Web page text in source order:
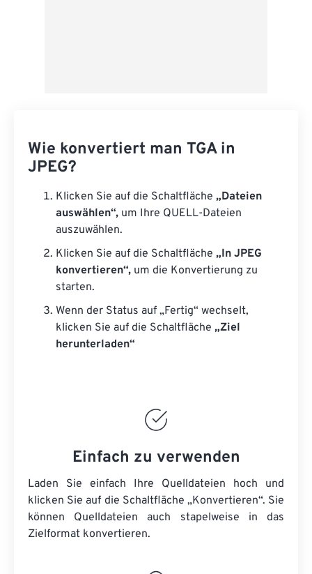
Wie konvertiert man TGA in
JPEG?
Klicken Sie auf die Schaltfläche „Dateien
auswählen“, um Ihre QUELL-Dateien
auszuwählen.
Klicken Sie auf die Schaltfläche „In JPEG
konvertieren“, um die Konvertierung zu
starten.
Wenn der Status auf „Fertig“ wechselt,
klicken Sie auf die Schaltfläche „Ziel
herunterladen“
Einfach zu verwenden
Laden Sie einfach Ihre Quelldateien hoch und
klicken Sie auf die Schaltfläche „Konvertieren“. Sie
können Quelldateien auch stapelweise in das
Zielformat konvertieren.